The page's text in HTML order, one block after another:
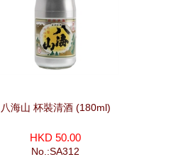
八海山 杯裝清酒 (180ml)
HKD 50.00
No.:SA312